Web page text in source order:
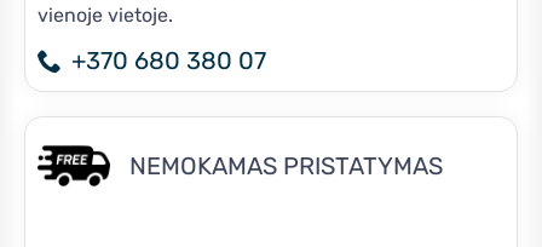
vienoje vietoje.
+370 680 380 07
NEMOKAMAS PRISTATYMAS